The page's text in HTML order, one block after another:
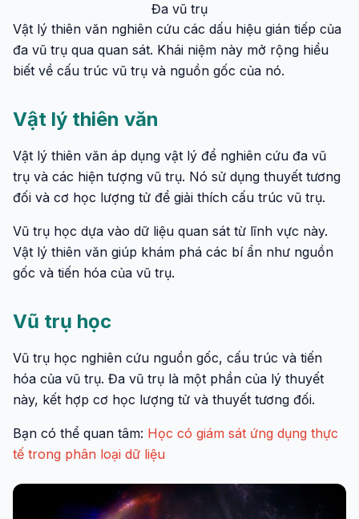
Đa vũ trụ
Vật lý thiên văn nghiên cứu các dấu hiệu gián tiếp của
đa vũ trụ qua quan sát. Khái niệm này mở rộng hiểu
biết về cấu trúc vũ trụ và nguồn gốc của nó.
Vật lý thiên văn
Vật lý thiên văn áp dụng vật lý để nghiên cứu đa vũ
trụ và các hiện tượng vũ trụ. Nó sử dụng thuyết tương
đối và cơ học lượng tử để giải thích cấu trúc vũ trụ.
Vũ trụ học dựa vào dữ liệu quan sát từ lĩnh vực này.
Vật lý thiên văn giúp khám phá các bí ẩn như nguồn
gốc và tiến hóa của vũ trụ.
Vũ trụ học
Vũ trụ học nghiên cứu nguồn gốc, cấu trúc và tiến
hóa của vũ trụ. Đa vũ trụ là một phần của lý thuyết
này, kết hợp cơ học lượng tử và thuyết tương đối.
Bạn có thể quan tâm: Học có giám sát ứng dụng thực
tế trong phân loại dữ liệu